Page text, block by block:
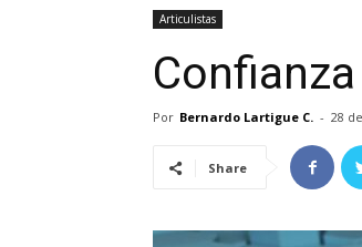
Articulistas
Por Bernardo Lartigue C. - 28
Share